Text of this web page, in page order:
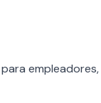
empleadores,